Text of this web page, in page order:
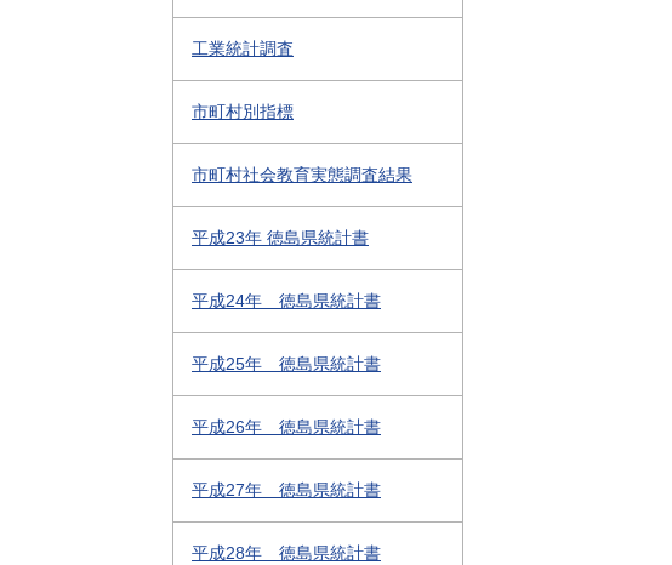
工業統計調査
市町村別指標
市町村社会教育実態調査結果
平成23年 徳島県統計書
平成24年 徳島県統計書
平成25年 徳島県統計書
平成26年 徳島県統計書
平成27年 徳島県統計書
平成28年 徳島県統計書